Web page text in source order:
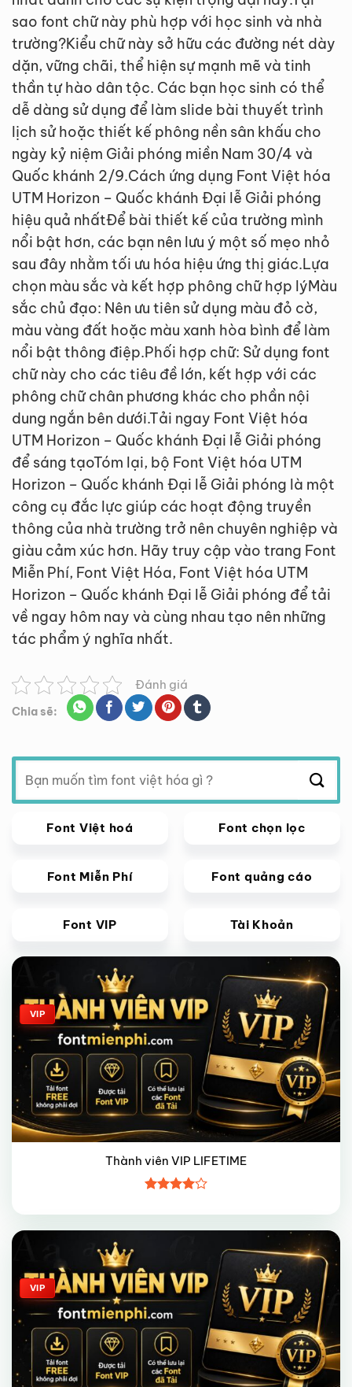
sao font chữ này phù hợp với học sinh và nhà
trường?Kiểu chữ này sở hữu các đường nét dày
dặn, vững chãi, thể hiện sự mạnh mẽ và tinh
thần tự hào dân tộc. Các bạn học sinh có thể
dễ dàng sử dụng để làm slide bài thuyết trình
lịch sử hoặc thiết kế phông nền sân khấu cho
ngày kỷ niệm Giải phóng miền Nam 30/4 và
Quốc khánh 2/9.Cách ứng dụng Font Việt hóa
UTM Horizon – Quốc khánh Đại lễ Giải phóng
hiệu quả nhấtĐể bài thiết kế của trường mình
nổi bật hơn, các bạn nên lưu ý một số mẹo nhỏ
sau đây nhằm tối ưu hóa hiệu ứng thị giác.Lựa
chọn màu sắc và kết hợp phông chữ hợp lýMàu
sắc chủ đạo: Nên ưu tiên sử dụng màu đỏ cờ,
màu vàng đất hoặc màu xanh hòa bình để làm
nổi bật thông điệp.Phối hợp chữ: Sử dụng font
chữ này cho các tiêu đề lớn, kết hợp với các
phông chữ chân phương khác cho phần nội
dung ngắn bên dưới.Tải ngay Font Việt hóa
UTM Horizon – Quốc khánh Đại lễ Giải phóng
để sáng tạoTóm lại, bộ Font Việt hóa UTM
Horizon – Quốc khánh Đại lễ Giải phóng là một
công cụ đắc lực giúp các hoạt động truyền
thông của nhà trường trở nên chuyên nghiệp và
giàu cảm xúc hơn. Hãy truy cập vào trang Font
Miễn Phí, Font Việt Hóa, Font Việt hóa UTM
Horizon – Quốc khánh Đại lễ Giải phóng để tải
về ngay hôm nay và cùng nhau tạo nên những
tác phẩm ý nghĩa nhất.
Đánh giá
Chia sẽ:
Tìm
kiếm:
Font Việt hoá Font chọn lọc
Font Miễn Phí Font quảng cáo
Font VIP Tài Khoản
Giảm giá!
VIP
Thành viên VIP LIFETIME
xếp hạng
45 sao
Giảm giá!
VIP